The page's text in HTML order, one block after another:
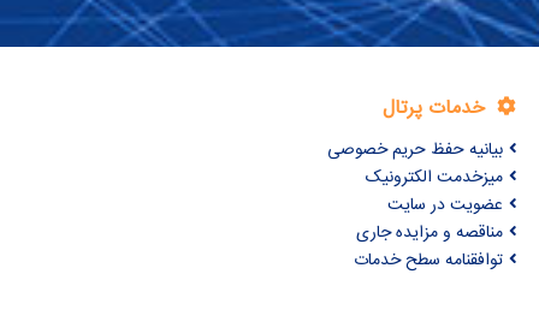
خدمات پرتال
بیانیه حفظ حریم خصوصی
میزخدمت الکترونیک
عضویت در سایت
مناقصه و مزایده جاری
توافقنامه سطح خدمات